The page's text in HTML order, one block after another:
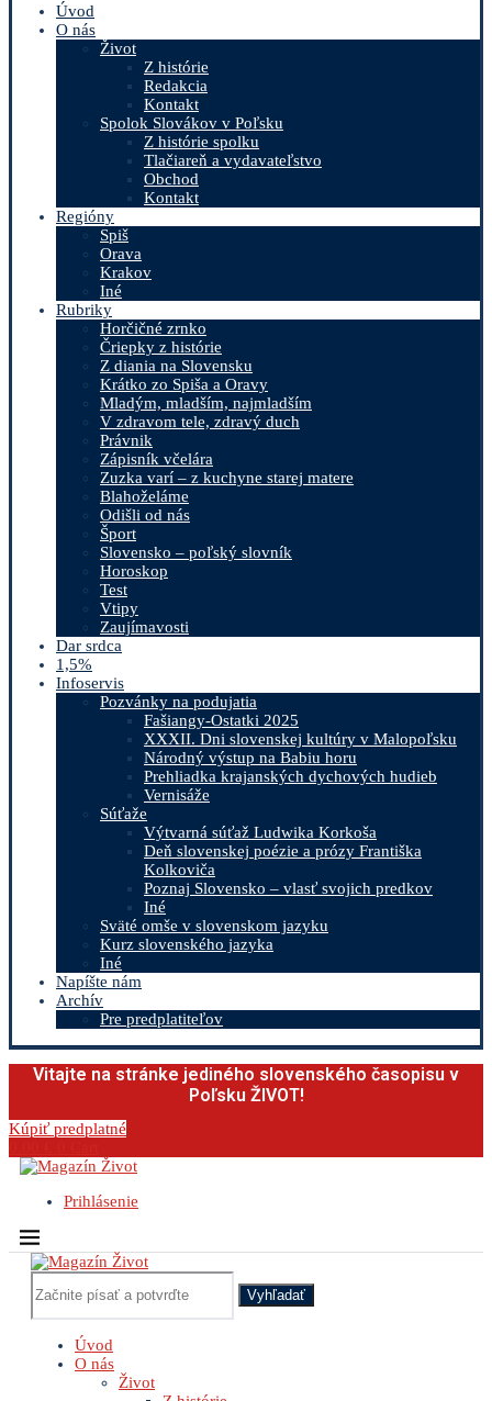
Úvod
O nás
Život
Z histórie
Redakcia
Kontakt
Spolok Slovákov v Poľsku
Z histórie spolku
Tlačiareň a vydavateľstvo
Obchod
Kontakt
Regióny
Spiš
Orava
Krakov
Iné
Rubriky
Horčičné zrnko
Čriepky z histórie
Z diania na Slovensku
Krátko zo Spiša a Oravy
Mladým, mladším, najmladším
V zdravom tele, zdravý duch
Právnik
Zápisník včelára
Zuzka varí – z kuchyne starej matere
Blahoželáme
Odišli od nás
Šport
Slovensko – poľský slovník
Horoskop
Test
Vtipy
Zaujímavosti
Dar srdca
1,5%
Infoservis
Pozvánky na podujatia
Fašiangy-Ostatki 2025
XXXII. Dni slovenskej kultúry v Malopoľsku
Národný výstup na Babiu horu
Prehliadka krajanských dychových hudieb
Vernisáže
Súťaže
Výtvarná súťaž Ludwika Korkoša
Deň slovenskej poézie a prózy Františka
Kolkoviča
Poznaj Slovensko – vlasť svojich predkov
Iné
Sväté omše v slovenskom jazyku
Kurz slovenského jazyka
Iné
Napíšte nám
Archív
Pre predplatiteľov
Vitajte na stránke jediného slovenského časopisu v
Poľsku ŽIVOT!
Kúpiť predplatné
Prihlásenie
Vyhľadať
Úvod
O nás
Život